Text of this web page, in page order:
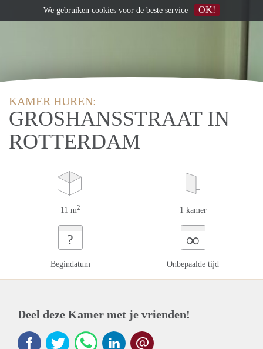
KAMER HUREN:
GROSHANSSTRAAT IN
ROTTERDAM
11 m2 1 kamer
?
Begindatum
∞
Onbepaalde tijd
Deel deze Kamer met je vrienden!
We gebruiken cookies voor de beste service OK!